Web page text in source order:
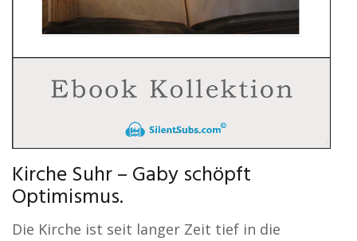
Kirche Suhr – Gaby schöpft
Optimismus.
Die Kirche ist seit langer Zeit tief in die